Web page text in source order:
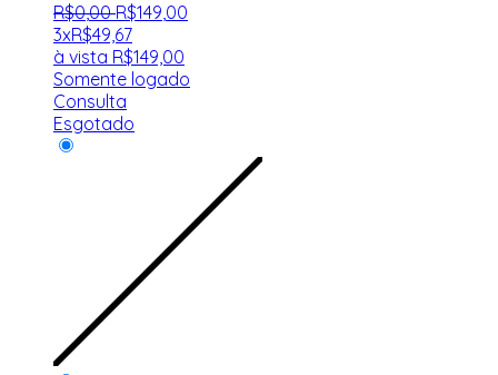
R$0,00 R$149,00
3xR$49,67
à vista R$149,00
Somente logado
Consulta
Esgotado